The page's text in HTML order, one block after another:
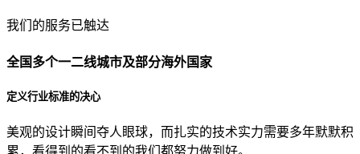
贵公司预算范围是？
贵公司的团队规模是？
目前主要的营销渠道是？
我们的服务已触达
全国多个一二线城市及部分海外国家
定义行业标准的决心
美观的设计瞬间夺人眼球，而扎实的技术实力需要多年默默积
累，看得到的看不到的我们都努力做到好。